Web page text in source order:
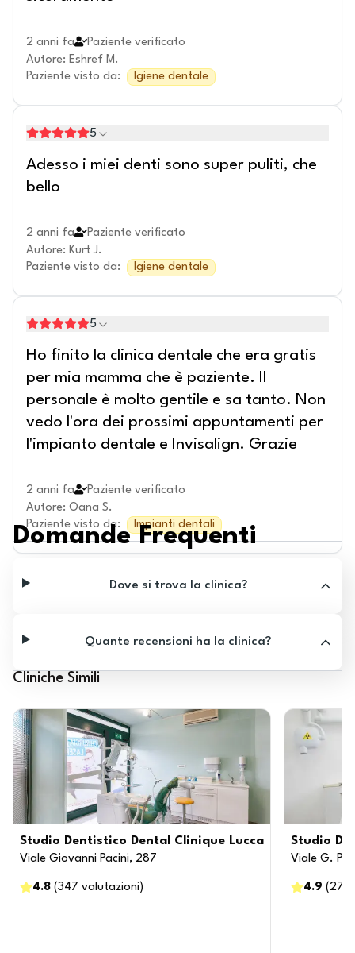
2 anni fa
Paziente verificato
Autore: Eshref M.
Paziente visto da: Igiene dentale
5
Adesso i miei denti sono super puliti, che
bello
2 anni fa
Paziente verificato
Autore: Kurt J.
Paziente visto da: Igiene dentale
5
Ho finito la clinica dentale che era gratis
per mia mamma che è paziente. Il
personale è molto gentile e sa tanto. Non
vedo l'ora dei prossimi appuntamenti per
l'impianto dentale e Invisalign. Grazie
2 anni fa
Paziente verificato
Autore: Oana S.
Paziente visto da: Impianti dentali
Domande Frequenti
Dove si trova la clinica?
Quante recensioni ha la clinica?
Cliniche Simili
Studio Dentistico Dental Clinique Lucca
Viale Giovanni Pacini, 287
4.8 (347 valutazioni )
Studio
Viale G.
4.9 ( 270